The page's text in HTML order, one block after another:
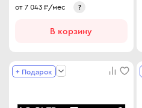
от 7 043 ₽/мес ?
В корзину
+ Подарок